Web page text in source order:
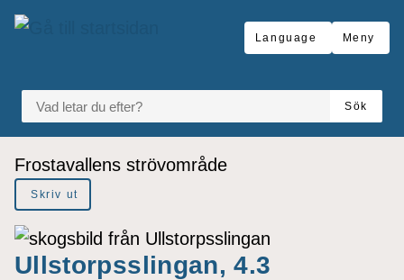
Gå till innehåll
till sidomeny
Language Meny
VAD LETAR DU EFTER?
Sök
Du är här:
Frostavallens strövområde
Skriv ut
Ullstorpsslingan, 4.3